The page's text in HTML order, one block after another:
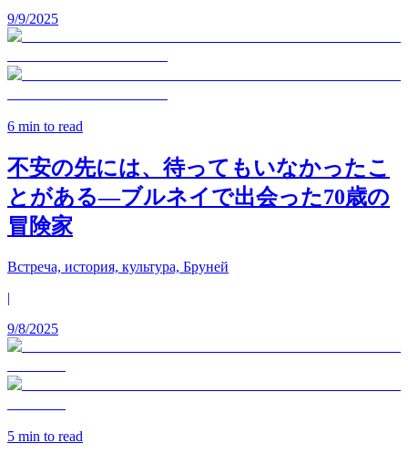
9/9/2025
6 min to read
不安の先には、待ってもいなかったこ
とがある—ブルネイで出会った70歳の
冒険家
Встреча, история, культура, Бруней
|
9/8/2025
5 min to read